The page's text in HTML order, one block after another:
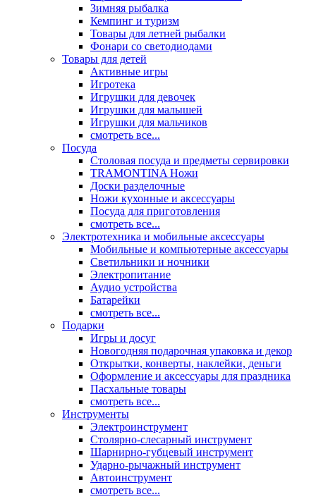
Зимняя рыбалка
Кемпинг и туризм
Товары для летней рыбалки
Фонари со светодиодами
Товары для детей
Активные игры
Игротека
Игрушки для девочек
Игрушки для малышей
Игрушки для мальчиков
смотреть все...
Посуда
Столовая посуда и предметы сервировки
TRAMONTINA Ножи
Доски разделочные
Ножи кухонные и аксессуары
Посуда для приготовления
смотреть все...
Электротехника и мобильные аксессуары
Мобильные и компьютерные аксессуары
Светильники и ночники
Электропитание
Аудио устройства
Батарейки
смотреть все...
Подарки
Игры и досуг
Новогодняя подарочная упаковка и декор
Открытки, конверты, наклейки, деньги
Оформление и аксессуары для праздника
Пасхальные товары
смотреть все...
Инструменты
Электроинструмент
Столярно-слесарный инструмент
Шарнирно-губцевый инструмент
Ударно-рычажный инструмент
Автоинструмент
смотреть все...